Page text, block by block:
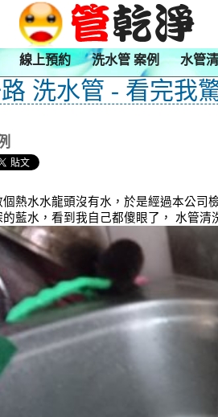
線上預約 洗水管 案例 水管
洗水管 - 看完我
熱水水龍頭沒有水，於是經過本公司
藍水，看到我自己都傻眼了， 水管清